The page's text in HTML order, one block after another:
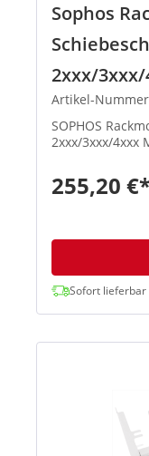
Sophos
2xxx/
Artikel-
SOPHOS
2xxx/3xxx/4xxx
255,20
Sofort lieferbar